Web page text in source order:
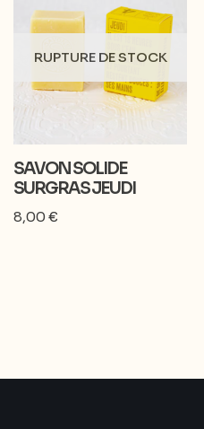
RUPTURE DE STOCK
SAVON SOLIDE
SURGRAS JEUDI
8,00€